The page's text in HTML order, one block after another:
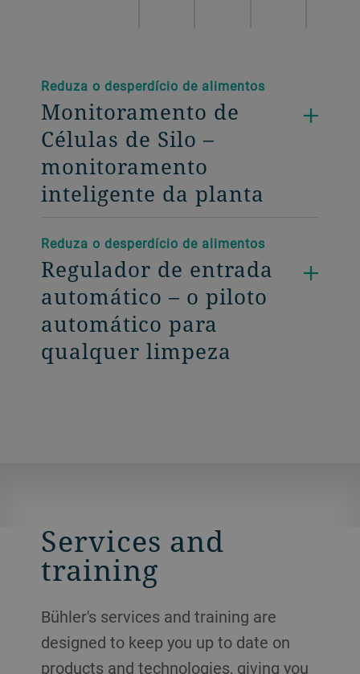
Reduza o desperdício de alimentos
Monitoramento de
Células de Silo –
monitoramento
inteligente da planta
Reduza o desperdício de alimentos
Regulador de entrada
automático – o piloto
automático para
qualquer limpeza
Services and
training
Bühler's services and training are
designed to keep you up to date on
products and technologies, giving you